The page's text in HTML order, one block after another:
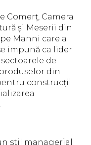
Comerț, Camera
și Meserii din
Manni care a
impună ca lider
de
din
construcții
stil managerial